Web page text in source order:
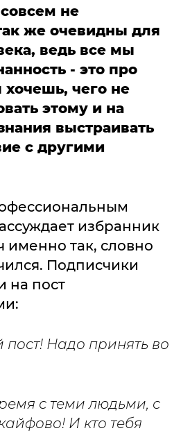
не
же очевидны для
ведь все мы
- это про
хочешь, чего не
этому и на
выстраивать
с другими
избранник
именно так, словно
Подписчики
на пост
пост! Надо принять во
с теми людьми, с
И кто тебя